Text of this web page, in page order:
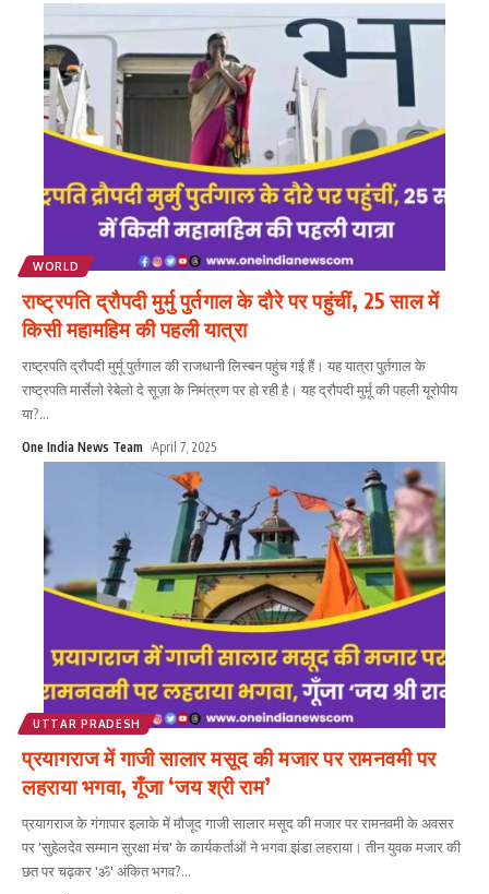
WORLD
राष्ट्रपति द्रौपदी मुर्मु पुर्तगाल के दौरे पर पहुंचीं, 25 साल में
किसी महामहिम की पहली यात्रा
राष्ट्रपति द्रौपदी मुर्मू पुर्तगाल की राजधानी लिस्बन पहुंच गई हैं। यह यात्रा पुर्तगाल के
राष्ट्रपति मार्सेलो रेबेलो दे सूज़ा के निमंत्रण पर हो रही है। यह द्रौपदी मुर्मू की पहली यूरोपीय
या?...
One India News Team April 7, 2025
UTTAR PRADESH
प्रयागराज में गाजी सालार मसूद की मजार पर रामनवमी पर
लहराया भगवा, गूँजा ‘जय श्री राम’
प्रयागराज के गंगापार इलाके में मौजूद गाजी सालार मसूद की मजार पर रामनवमी के अवसर
पर 'सुहेलदेव सम्मान सुरक्षा मंच' के कार्यकर्ताओं ने भगवा झंडा लहराया। तीन युवक मजार की
छत पर चढ़कर 'ॐ' अंकित भगव?...